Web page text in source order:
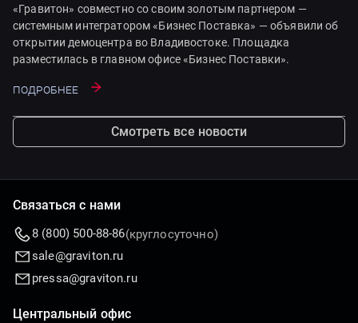
«Гравитон» совместно со своим золотым партнером —
системным интегратором «Бизнес Поставка» — объявили об
открытии демоцентра во Владивостоке. Площадка
разместилась в главном офисе «Бизнес Поставки».
Подробнее
Смотреть все новости
Центральный офис
Связаться с нами
8 (800) 500-88-86(круглосуточно)
sale@graviton.ru
pressa@graviton.ru